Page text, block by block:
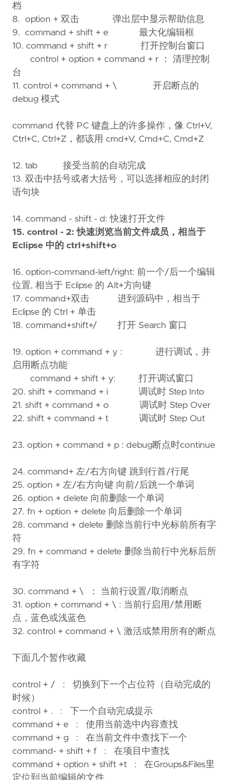
档
8. option + 双击 弹出层中显示帮助信息
9. command + shift + e 最大化编辑框
10. command + shift + r 打开控制台窗口
control + option + command + r ： 清理控制
台
11. control + command + \ 开启断点的
debug 模式
command 代替 PC 键盘上的许多操作，像 Ctrl+V,
Ctrl+C, Ctrl+Z，都该用 cmd+V, Cmd+C, Cmd+Z
12. tab 接受当前的自动完成
13. 双击中括号或者大括号，可以选择相应的封闭
语句块
14. command - shift - d: 快速打开文件
15. control - 2: 快速浏览当前文件成员，相当于
Eclipse 中的 ctrl+shift+o
16. option-command-left/right: 前一个/后一个编辑
位置, 相当于 Eclipse 的 Alt+方向键
17. command+双击 进到源码中，相当于
Eclipse 的 Ctrl + 单击
18. command+shift+/ 打开 Search 窗口
19. option + command + y : 进行调试，并
启用断点功能
command + shift + y: 打开调试窗口
20. shift + command + i 调试时 Step Into
21. shift + command + o 调试时 Step Over
22. shift + command + t 调试时 Step Out
23. option + command + p : debug断点时continue
24. command+ 左/右方向键 跳到行首/行尾
25. option + 左/右方向键 向前/后跳一个单词
26. option + delete 向前删除一个单词
27. fn + option + delete 向后删除一个单词
28. command + delete 删除当前行中光标前所有字
符
29. fn + command + delete 删除当前行中光标后所
有字符
30. command + \ ： 当前行设置/取消断点
31. option + command + \ : 当前行启用/禁用断
点，蓝色或浅蓝色
32. control + command + \ 激活或禁用所有的断点
下面几个暂作收藏
control + / : 切换到下一个占位符（自动完成的
时候）
control + . : 下一个自动完成提示
command + e : 使用当前选中内容查找
command + g : 在当前文件中查找下一个
command- + shift + f : 在项目中查找
command + option + shift +t : 在Groups&Files里
定位到当前编辑的文件